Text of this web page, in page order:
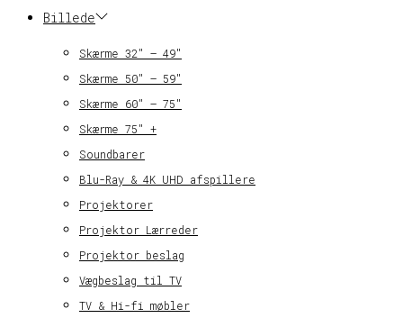
Billede
Skærme 32″ – 49″
Skærme 50″ – 59″
Skærme 60″ – 75″
Skærme 75″ +
Soundbarer
Blu-Ray & 4K UHD afspillere
Projektorer
Projektor Lærreder
Projektor beslag
Vægbeslag til TV
TV & Hi-fi møbler